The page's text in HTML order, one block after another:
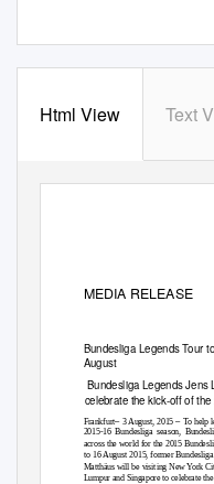
Html View Text
MEDIA RELEASE
Bundesliga Legends Tour
August
Bundesliga Legends Jens
celebrate the kick-off of
Frankfurt– 3 August, 2015– To help
2015-16 Bundesliga season,
across the world for the 2015
to 16 August 2015, former
Matthäus will be visiting New York
Lumpur and Singapore to celebrate